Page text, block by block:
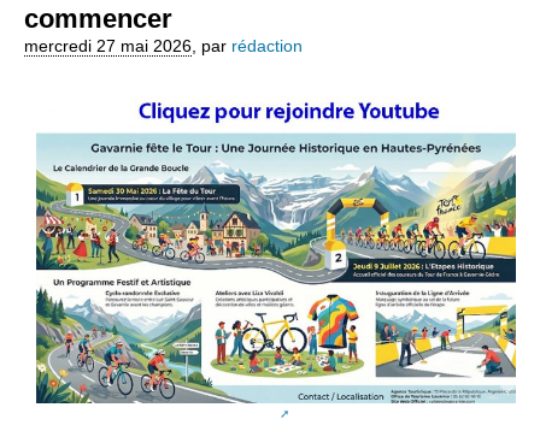
commencer
mercredi 27 mai 2026 par rédaction